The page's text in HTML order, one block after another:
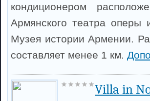
кондиционером
Армянского театра
Музея истории Армении.
составляет менее 1 км.
Villa in